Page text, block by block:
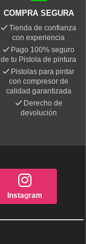
COMPRA SEGURA
Tienda de confianza
con experiencia
Pago 100% seguro
de tu Pistola de pintura
Pistolas para pintar
con compresor de
calidad garantizada
Derecho de
devolución
Instagram